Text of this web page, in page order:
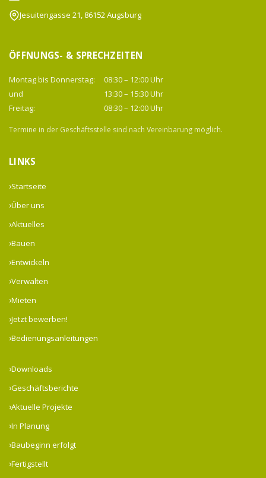
Jesuitengasse 21, 86152 Augsburg
ÖFFNUNGS- & SPRECHZEITEN
Montag bis Donnerstag:
08:30 – 12:00 Uhr
und
13:30 – 15:30 Uhr
Freitag:
08:30 – 12:00 Uhr
Termine in der Geschäftsstelle sind nach Vereinbarung möglich.
LINKS
Startseite
Über uns
Aktuelles
Bauen
Entwickeln
Verwalten
Mieten
Jetzt bewerben!
Bedienungsanleitungen
Downloads
Geschäftsberichte
Aktuelle Projekte
In Planung
Baubeginn erfolgt
Fertigstellt